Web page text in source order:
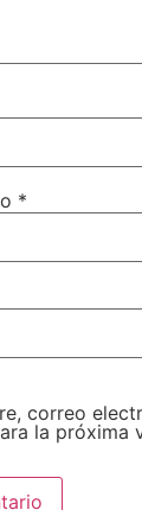
*
correo
la próxima